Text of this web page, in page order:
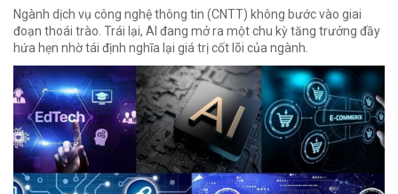
Ngành dịch vụ công nghệ thông tin (CNTT) không bước vào giai
đoạn thoái trào. Trái lại, AI đang mở ra một chu kỳ tăng trưởng đầy
hứa hẹn nhờ tái định nghĩa lại giá trị cốt lõi của ngành.